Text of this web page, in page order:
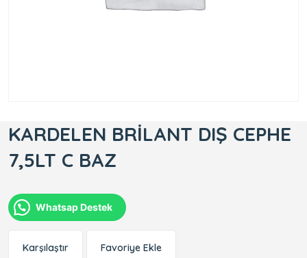
KARDELEN BRİLANT DIŞ CEPHE
7,5LT C BAZ
Whatsap Destek
Karşılaştır Favoriye Ekle